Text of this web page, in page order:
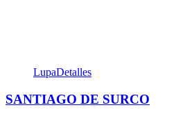
LupaDetalles
SANTIAGO DE SURCO